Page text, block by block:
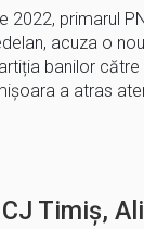
2022, primarul
acuza o
banilor către
a atras
Timiș,